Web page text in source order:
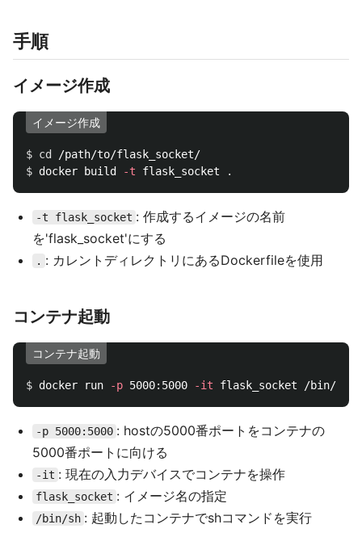
手順
イメージ作成
イメージ作成
$ cd
$ docker build -t flask_socket .
-t flask_socket : 作成するイメージの名前
を'flask_socket'にする
. : カレントディレクトリにあるDockerfileを使用
コンテナ起動
コンテナ起動
$ docker run -p 5000:5000 -it
-p 5000:5000 : hostの5000番ポートをコンテナの
5000番ポートに向ける
-it : 現在の入力デバイスでコンテナを操作
flask_socket : イメージ名の指定
/bin/sh : 起動したコンテナでshコマンドを実行